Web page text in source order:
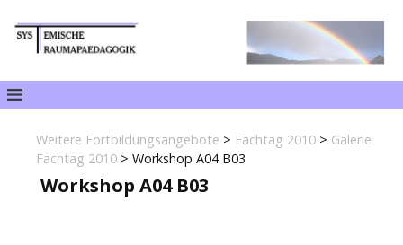
Weitere Fortbildungsangebote > Fachtag 2010 > Galerie
Fachtag 2010 > Workshop A04 B03
Workshop A04 B03